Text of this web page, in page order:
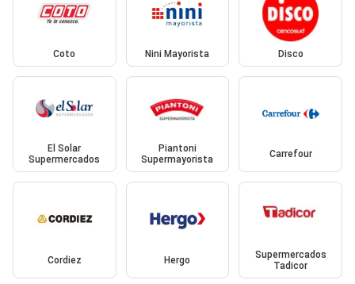
Coto Nini Mayorista Disco
El Solar
Supermercados
Piantoni
Supermayorista
Carrefour
Cordiez Hergo
Supermercados
Tadicor